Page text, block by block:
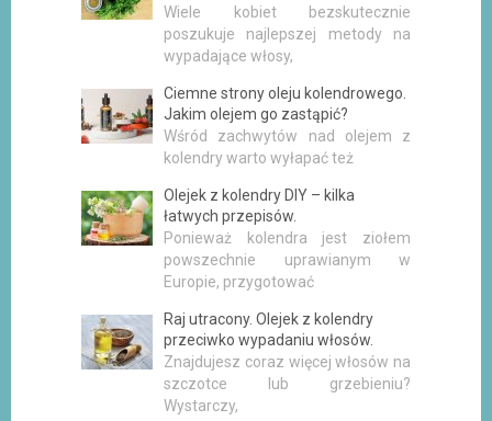
Wiele kobiet bezskutecznie
poszukuje najlepszej metody na
wypadające włosy,
Ciemne strony oleju kolendrowego.
Jakim olejem go zastąpić?
Wśród zachwytów nad olejem z
kolendry warto wyłapać też
Olejek z kolendry DIY – kilka
łatwych przepisów.
Ponieważ kolendra jest ziołem
powszechnie uprawianym w
Europie, przygotować
Raj utracony. Olejek z kolendry
przeciwko wypadaniu włosów.
Znajdujesz coraz więcej włosów na
szczotce lub grzebieniu?
Wystarczy,